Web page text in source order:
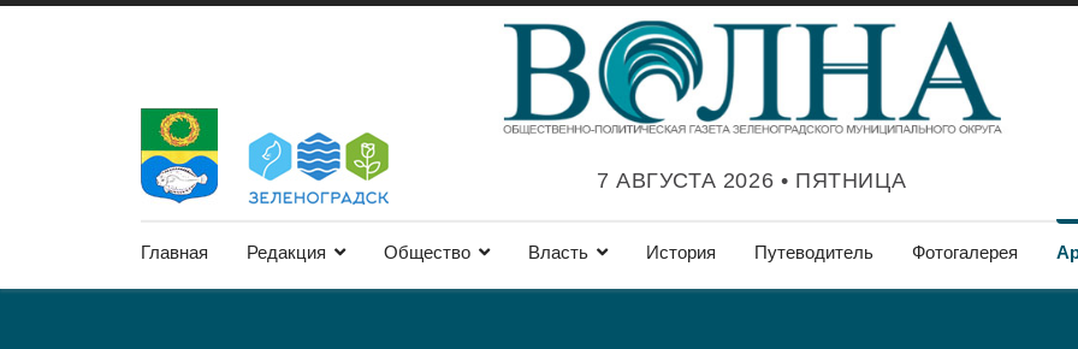
7 АВГУСТА 2026 • ПЯТНИЦА
Главная Редакция Общество Власть История Путеводитель Фотогалерея